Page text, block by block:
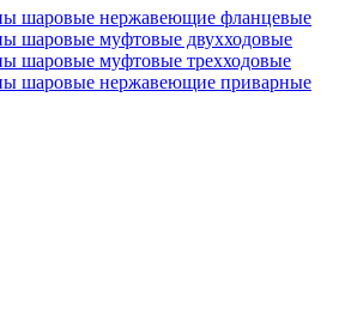
шаровые нержавеющие фланцевые
шаровые муфтовые двухходовые
шаровые муфтовые трехходовые
шаровые нержавеющие приварные